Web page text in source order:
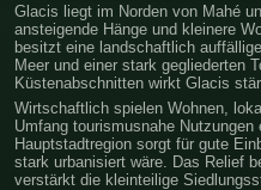
Glacis liegt im Norden von Mahé
ansteigende Hänge und kleinere
besitzt eine landschaftlich
Meer und einer stark gegliederten
Küstenabschnitten wirkt Glacis
Wirtschaftlich spielen Wohnen,
Umfang tourismusnahe
Hauptstadtregion sorgt für gute
stark urbanisiert wäre. Das Relief
verstärkt die kleinteilige